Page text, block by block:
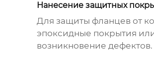
Нанесение защитных
Для защиты фланцев от
эпоксидные покрытия
возникновение дефектов.